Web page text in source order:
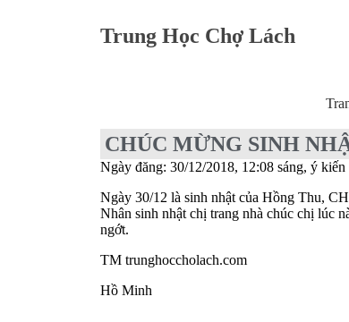
Trung Học Chợ Lách
CHÚC MỪNG SINH
Ngày đăng: 30/12/2018, 12:08 sáng, ý
Ngày 30/12 là sinh nhật của Hồng Thu,
Nhân sinh nhật chị trang nhà chúc chị lúc
ngớt.
TM trunghoccholach.com
Hồ Minh